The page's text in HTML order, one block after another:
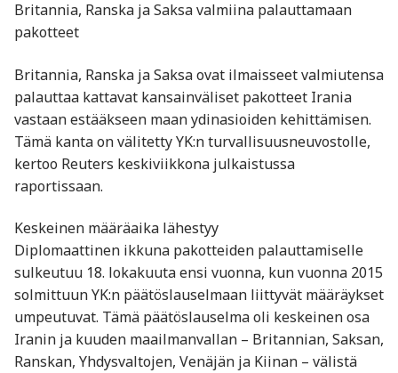
Britannia, Ranska ja Saksa valmiina palauttamaan
pakotteet
Britannia, Ranska ja Saksa ovat ilmaisseet valmiutensa
palauttaa kattavat kansainväliset pakotteet Irania
vastaan estääkseen maan ydinasioiden kehittämisen.
Tämä kanta on välitetty YK:n turvallisuusneuvostolle,
kertoo Reuters keskiviikkona julkaistussa
raportissaan.
Keskeinen määräaika lähestyy
Diplomaattinen ikkuna pakotteiden palauttamiselle
sulkeutuu 18. lokakuuta ensi vuonna, kun vuonna 2015
solmittuun YK:n päätöslauselmaan liittyvät määräykset
umpeutuvat. Tämä päätöslauselma oli keskeinen osa
Iranin ja kuuden maailmanvallan – Britannian, Saksan,
Ranskan, Yhdysvaltojen, Venäjän ja Kiinan – välistä